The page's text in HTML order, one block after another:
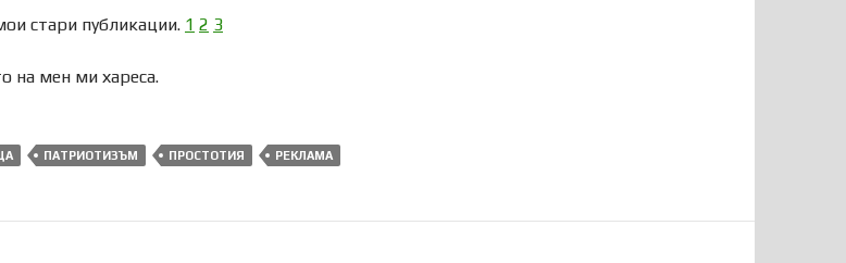
стари публикации. 1 2 3
на мен ми хареса.
ПАТРИОТИЗЪМ ПРОСТОТИЯ РЕКЛАМА